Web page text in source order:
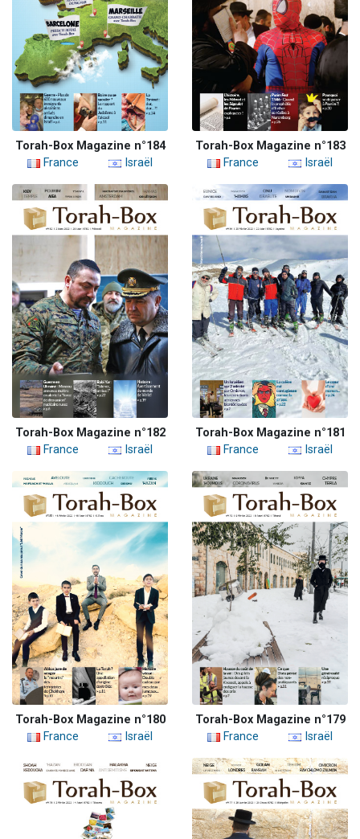
Torah-Box Magazine n°184
France
Israël
Torah-Box Magazine n°183
France
Israël
Torah-Box Magazine n°182
France
Israël
Torah-Box Magazine n°181
France
Israël
Torah-Box Magazine n°180
France
Israël
Torah-Box Magazine n°179
France
Israël